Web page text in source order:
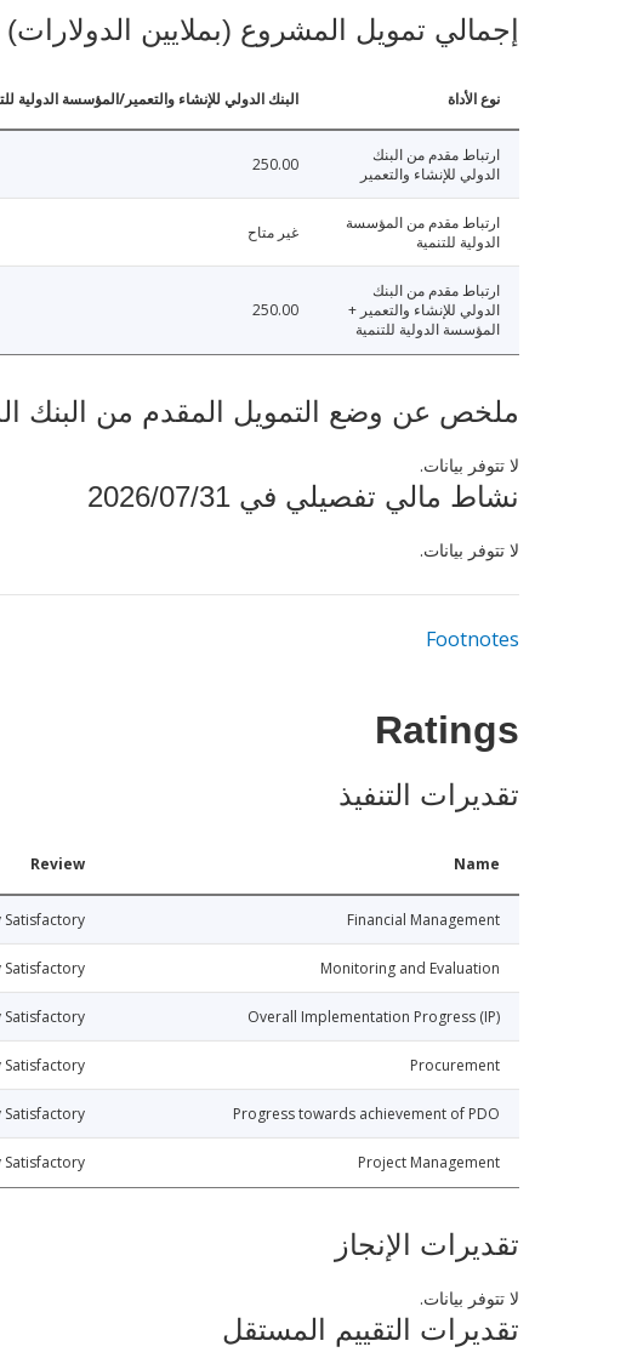
إجمالي تمويل المشروع (بملايين الدولارات)
نوع الأداة البنك الدولي للإنشاء والتعمير/المؤسسة الدولية
ارتباط مقدم من البنك
الدولي للإنشاء والتعمير
250.00
ارتباط مقدم من المؤسسة
الدولية للتنمية
غير متاح
ارتباط مقدم من البنك
الدولي للإنشاء والتعمير +
المؤسسة الدولية للتنمية
250.00
ملخص عن وضع التمويل المقدم من البنك الدولي
لا تتوفر بيانات.
نشاط مالي تفصيلي في 2026/07/31
لا تتوفر بيانات.
Footnotes
Ratings
تقديرات التنفيذ
Name
Review
Financial Management
Monitoring and Evaluation
Overall Implementation Progress (IP)
Procurement
Progress towards achievement of PDO
Project Management
تقديرات الإنجاز
لا تتوفر بيانات.
تقديرات التقييم المستقل